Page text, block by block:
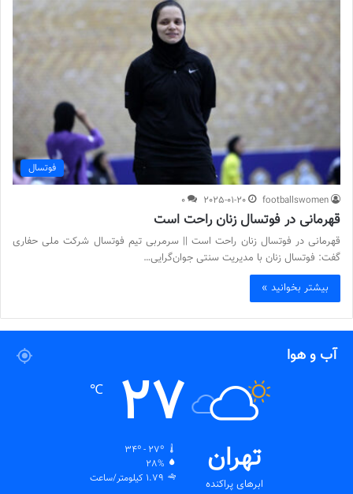
فوتسال
footballswomen
2025-01-20
0
قهرمانی در فوتسال زنان راحت است
قهرمانی در فوتسال زنان راحت است || سرمربی تیم فوتسال شرکت ملی حفاری
گفت: فوتسال زنان با مدیریت سنتی جوان‌گرایی…
بیشتر بخوانید »
آب و هوا
تهران
ابرهای پراکنده
27
℃
34º - 27º
28%
1.79 کیلومتر/ساعت